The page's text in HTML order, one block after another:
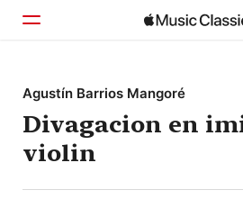
Accueil
Parcourir
Rechercher
Agustín Barrios Mangoré
Divagacion en
violin